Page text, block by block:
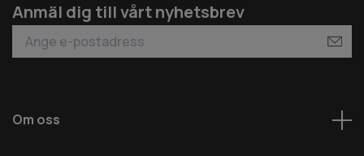
Anmäl dig till vårt nyhetsbrev
Om oss